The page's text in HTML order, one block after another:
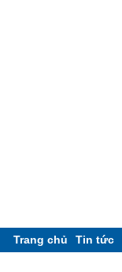
Trang chủ Tin tức